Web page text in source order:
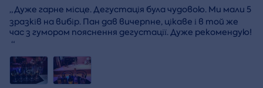
„Дуже гарне місце. Дегустація була чудовою. Ми мали 5
зразків на вибір. Пан дав вичерпне, цікаве і в той же
час з гумором пояснення дегустації. Дуже рекомендую!
“